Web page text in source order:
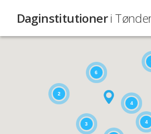
Daginstitutioneri
6
3 4
2
4